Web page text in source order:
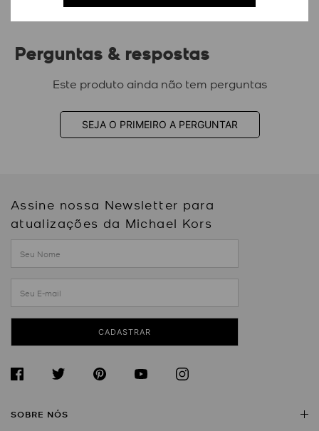
Perguntas & respostas
Este produto ainda não tem perguntas
SEJA O PRIMEIRO A PERGUNTAR
Assine nossa Newsletter para
atualizações da Michael Kors
CADASTRAR
SOBRE NÓS